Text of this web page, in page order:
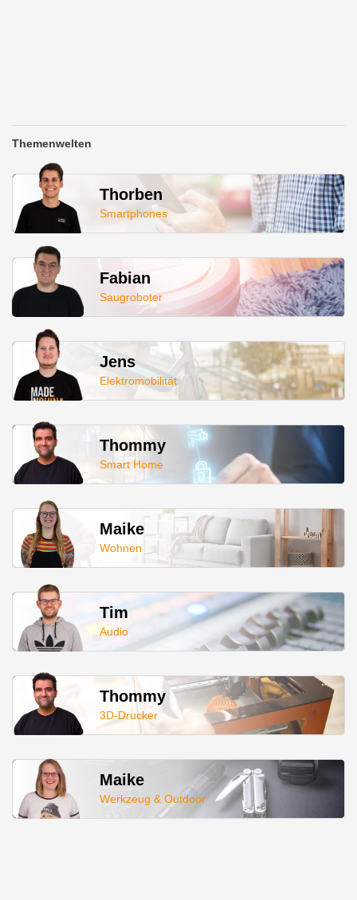
Themenwelten
Thorben
Smartphones
Fabian
Saugroboter
Jens
Elektromobilität
Thommy
Smart Home
Maike
Wohnen
Tim
Audio
Thommy
3D-Drucker
Maike
Werkzeug & Outdoor